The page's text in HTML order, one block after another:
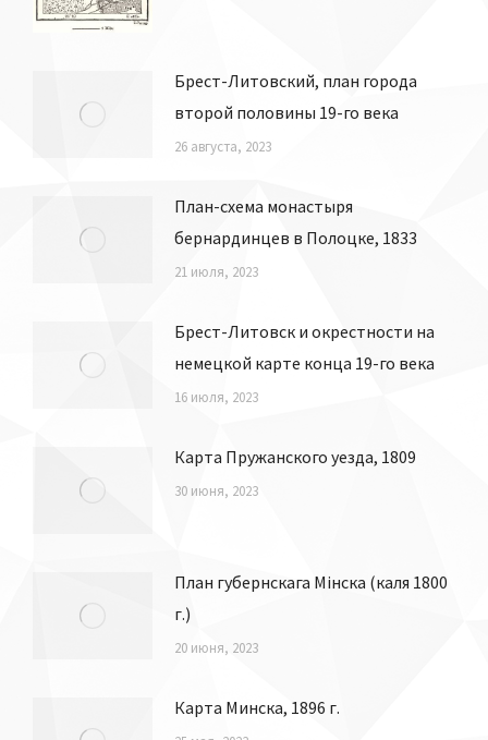
Брест-Литовский, план города
второй половины 19-го века
План-схема монастыря
бернардинцев в Полоцке, 1833
16 июля, 2023
20 июня, 2023